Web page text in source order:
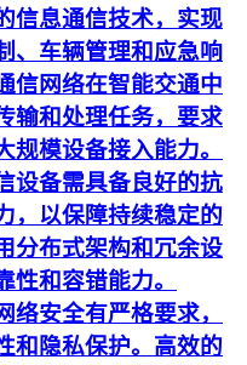
信息通信技术，实现
、车辆管理和应急响
信网络在智能交通中
输和处理任务，要求
规模设备接入能力。
设备需具备良好的抗
，以保障持续稳定的
分布式架构和冗余设
性和容错能力。
安全有严格要求，
和隐私保护。高效的